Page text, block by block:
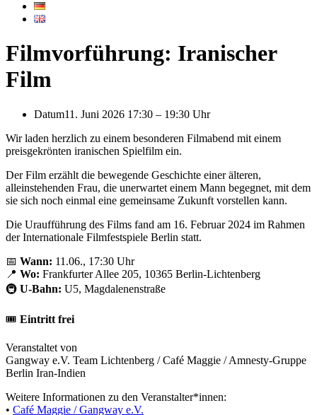
Filmvorführung: Iranischer
Film
Datum11. Juni 2026 17:30 – 19:30 Uhr
Wir laden herzlich zu einem besonderen Filmabend mit einem
preisgekrönten iranischen Spielfilm ein.
Der Film erzählt die bewegende Geschichte einer älteren,
alleinstehenden Frau, die unerwartet einem Mann begegnet, mit dem
sie sich noch einmal eine gemeinsame Zukunft vorstellen kann.
Die Uraufführung des Films fand am 16. Februar 2024 im Rahmen
derInternationale Filmfestspiele Berlin statt.
📅 Wann: 11.06., 17:30 Uhr
📍 Wo: Frankfurter Allee 205, 10365 Berlin-Lichtenberg
🚇 U-Bahn: U5, Magdalenenstraße
🎟️ Eintritt frei
Veranstaltet von
Gangway e.V. Team Lichtenberg /Café Maggie /Amnesty-Gruppe
Berlin Iran-Indien
Weitere Informationen zu den Veranstalter*innen:
• Café Maggie / Gangway e.V.